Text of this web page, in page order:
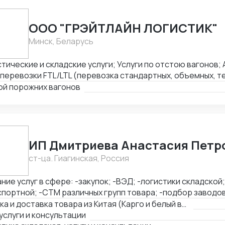
ООО "ГРЭЙТЛАЙН ЛОГИСТИК"
Минск, Беларусь
и складские услуги; Услуги по отстою
FTL/LTL (перевозка стандартных, объемных,
грузов); Железнодорожные перевозки FCL/LCL —
порожних вагонов
ИП Дмитриева Анастасия
ст-ца. Гиагинская, Россия
услуг в сфере: -закупок; -ВЭД; -логистики
-СТМ различных групп товара; -подбор
товара из Китая (КАРГО и Белый ввоз) Страны с
Европа, США, ОАЭ, Турция, Китай, СНГ
Закупка и доставка товара из Китая (Карго и белый ввоз), услуги и консультации
и консультации